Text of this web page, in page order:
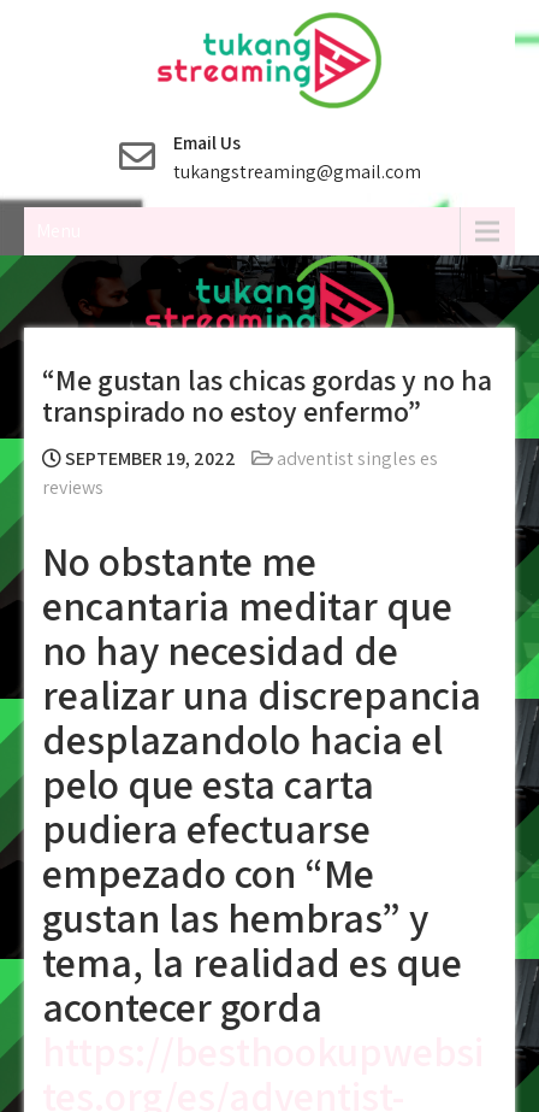
Email Us
tukangstreaming@gmail.com
“Me gustan las chicas gordas y no ha
transpirado no estoy enfermo”
SEPTEMBER 19, 2022
adventist singles es
reviews
No obstante me
encantaria meditar que
no hay necesidad de
realizar una discrepancia
desplazandolo hacia el
pelo que esta carta
pudiera efectuarse
empezado con “Me
gustan las hembras” y
tema, la realidad es que
acontecer gorda